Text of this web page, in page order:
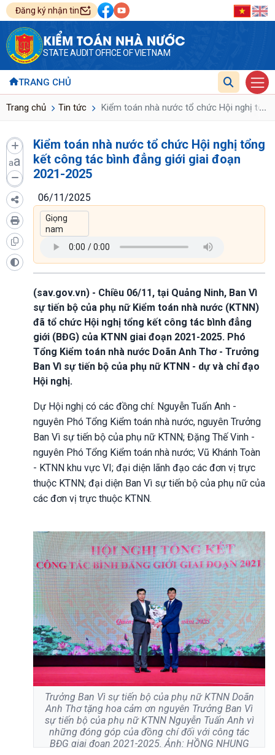
Đăng ký nhận tin
KIỂM TOÁN NHÀ NƯỚC
STATE AUDIT OFFICE OF VIETNAM
TRANG CHỦ
Trang chủ Tin tức Kiểm toán nhà nước tổ chức Hội nghị ...
aa
Kiểm toán nhà nước tổ chức Hội nghị tổng
kết công tác bình đẳng giới giai đoạn
2021-2025
06/11/2025
(sav.gov.vn) - Chiều 06/11, tại Quảng Ninh, Ban Vì
sự tiến bộ của phụ nữ Kiểm toán nhà nước (KTNN)
đã tổ chức Hội nghị tổng kết công tác bình đẳng
giới (BĐG) của KTNN giai đoạn 2021-2025. Phó
Tổng Kiểm toán nhà nước Doãn Anh Thơ - Trưởng
Ban Vì sự tiến bộ của phụ nữ KTNN - dự và chỉ đạo
Hội nghị.
Dự Hội nghị có các đồng chí: Nguyễn Tuấn Anh -
nguyên Phó Tổng Kiểm toán nhà nước, nguyên Trưởng
Ban Vì sự tiến bộ của phụ nữ KTNN; Đặng Thế Vinh -
nguyên Phó Tổng Kiểm toán nhà nước; Vũ Khánh Toàn
- KTNN khu vực VI; đại diện lãnh đạo các đơn vị trực
thuộc KTNN; đại diện Ban Vì sự tiến bộ của phụ nữ của
các đơn vị trực thuộc KTNN.
Trưởng Ban Vì sự tiến bộ của phụ nữ KTNN Doãn
Anh Thơ tặng hoa cảm ơn nguyên Trưởng Ban Vì
sự tiến bộ của phụ nữ KTNN Nguyễn Tuấn Anh vì
những đóng góp của đồng chí đối với công tác
BĐG giai đoạn 2021-2025. Ảnh: HỒNG NHUNG